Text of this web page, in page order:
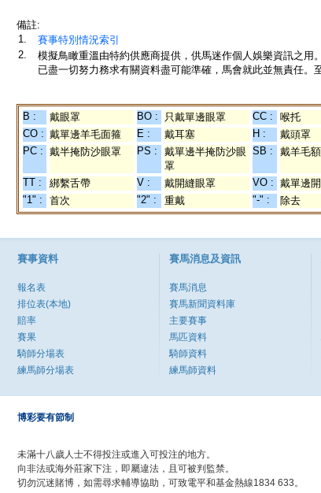
備註:
1.
賽事特別情況索引
2.
模擬鳥瞰重溫由特約供應商提供，供馬迷作個人娛樂資訊之
已盡一切努力務求有關資料盡可能準確，馬會就此並無責任。
B : 戴眼罩 BO : 只戴單邊眼罩 CC : 喉托
CO : 戴單邊羊毛面箍 E : 戴耳塞 H : 戴頭罩
PC : 戴半掩防沙眼罩 PS :
戴單邊半掩防沙眼
罩
SB : 戴羊毛
TT : 綁繫舌帶 V : 戴開縫眼罩 VO : 戴單邊
"1" :
首次 "2" : 重戴 "-" : 除去
賽事資料
報名表
排位表(本地)
賠率
賽果
騎師分場表
練馬師分場表
賽馬消息及資訊
賽馬消息
賽馬新聞資料庫
主要賽事
馬匹資料
騎師資料
練馬師資料
博彩要有節制
未滿十八歲人士不得投注或進入可投注的地方。
向非法或海外莊家下注，即屬違法，且可被判監禁。
切勿沉迷賭博，如需尋求輔導協助，可致電平和基金熱線1834 633。